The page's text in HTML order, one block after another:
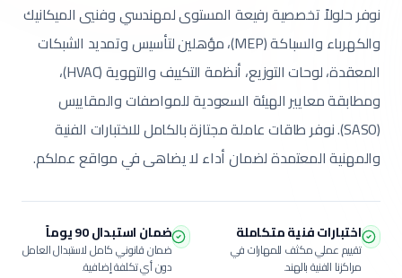
نوفر حلولاً تخصصية رفيعة المستوى لمهندسي وفنيي الميكانيك
والكهرباء والسباكة (MEP)، مؤهلين لتأسيس وتمديد الشبكات
المعقدة، لوحات التوزيع، أنظمة التكييف والتهوية (HVAC)،
ومطابقة معايير الهيئة السعودية للمواصفات والمقاييس
(SASO).
نوفر طاقات عاملة مجتازة بالكامل للاختبارات الفنية
والمهنية المعتمدة لضمان أداء لا يضاهى في مواقع عملكم.
اختبارات فنية متكاملة
تقييم عملي مكثف للمهارات في
مراكزنا الفنية بالهند.
ضمان استبدال 90 يوماً
ضمان قانوني كامل لاستبدال العامل
دون أي تكلفة إضافية.